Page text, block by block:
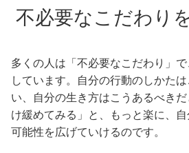
不必要なこだわり
多くの人は「不必要なこだわり」
しています。自分の行動のしかた
い、自分の生き方はこうあるべき
け緩めてみる」と、もっと楽に、
可能性を広げていけるのです。